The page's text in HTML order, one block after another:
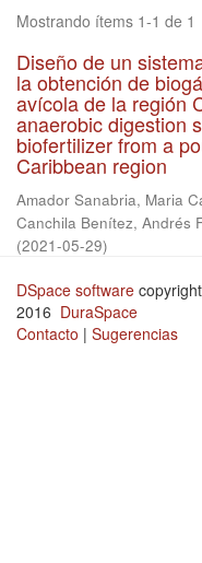
Mostrando ítems 1-1 de 1
Diseño de un
la obtención de
avícola de la región
anaerobic digestion
biofertilizer from a
Caribbean region
Amador Sanabria, Maria
Canchila Benítez, Andrés
(2021-05-29)
DSpace software
2016 DuraSpace
Contacto | Sugerencias